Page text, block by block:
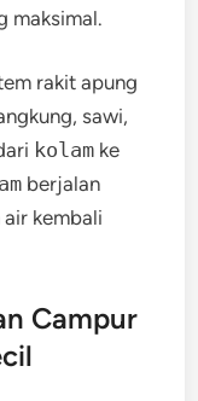
maksimal.
rakit apung
sawi,
kolam ke
berjalan
kembali
Campur